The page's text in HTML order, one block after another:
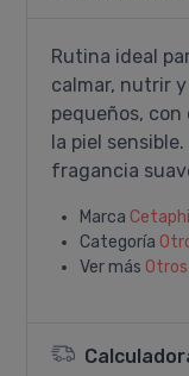
Rutina ideal
calmar, nutrir
pequeños,
la piel
fragancia
Marca Cetaphil
Categoría
Ver más